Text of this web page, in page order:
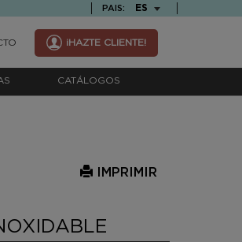
PAIS: TEXT.LANGUAGE
ES
¡HAZTE CLIENTE!
CATÁLOGOS
IMPRIMIR